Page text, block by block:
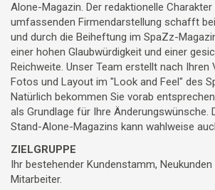
Alone-Magazin. Der redaktionelle Charakter
umfassenden Firmendarstellung schafft
und durch die Beiheftung im SpaZz-
einer hohen Glaubwürdigkeit und einer
Reichweite. Unser Team erstellt nach Ihren
Fotos und Layout im "Look and Feel" des
Natürlich bekommen Sie vorab
als Grundlage für Ihre Änderungswünsche.
Stand-Alone-Magazins kann wahlweise
ZIELGRUPPE
Ihr bestehender Kundenstamm,
Mitarbeiter.